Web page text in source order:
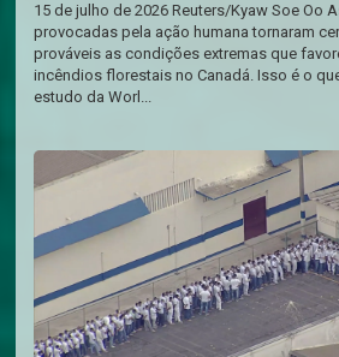
15 de julho de 2026 Reuters/Kyaw Soe Oo
provocadas pela ação humana tornaram
prováveis as condições extremas que
incêndios florestais no Canadá. Isso é o
estudo da Worl...